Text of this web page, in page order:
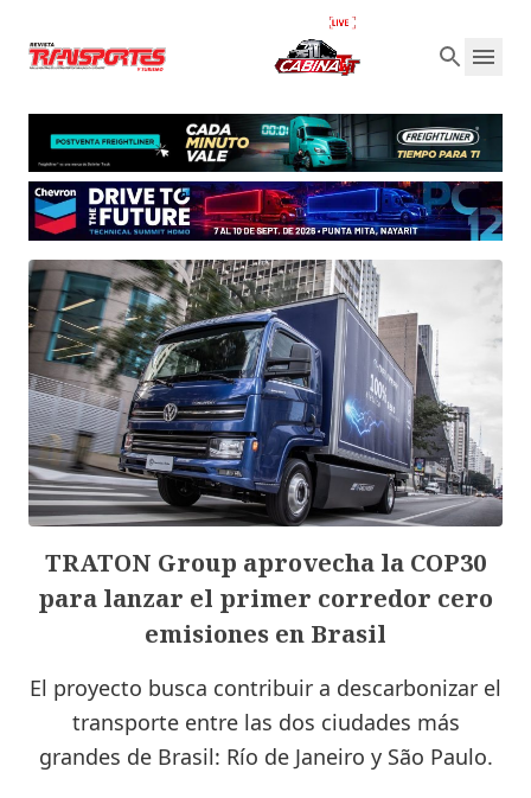
TRATON Group aprovecha la COP30
para lanzar el primer corredor cero
emisiones en Brasil
El proyecto busca contribuir a descarbonizar el
transporte entre las dos ciudades más
grandes de Brasil: Río de Janeiro y São Paulo.